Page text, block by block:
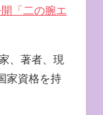
「二の腕エ
、著者、現
家資格を持